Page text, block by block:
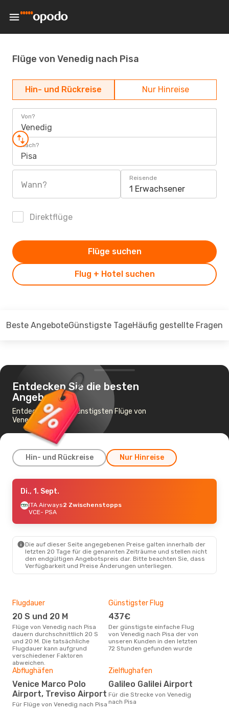
Flüge von Venedig nach Pisa
Hin- und Rückreise Nur Hinreise
Von?
Venedig
Nach?
Pisa
Wann?
Reisende
1 Erwachsener
Direktflüge
Flug + Hotel suchen
Flüge suchen
Beste AngeboteGünstigste TageHäufig gestellte Fragen
Entdecken Sie die besten
Angebote
Entdecken Sie die günstigsten Flüge von
Venedig nach Pisa
Hin- und Rückreise Nur Hinreise
Sa., 24. Okt.
ITA Airways
2 Zwischenstopps
ITA Airways1 Zwischenstopp
Di., 1. Sept.
ITA Airways2 Zwischenstopps
VCE- PSA
Die auf dieser Seite angegebenen Preise galten innerhalb der
letzten 20 Tage für die genannten Zeiträume und stellen nicht
den endgültigen Angebotspreis dar. Bitte beachten Sie, dass
Verfügbarkeit und Preise Änderungen unterliegen.
Flugdauer
20 S und 20 M
Flüge von Venedig nach Pisa
dauern durchschnittlich 20 S
und 20 M. Die tatsächliche
Flugdauer kann aufgrund
verschiedener Faktoren
abweichen.
Günstigster Flug
437€
Der günstigste einfache Flug
von Venedig nach Pisa der von
unseren Kunden in den letzten
72 Stunden gefunden wurde
Abflughäfen
Venice Marco Polo
Airport, Treviso Airport
Für Flüge von Venedig nach Pisa
Zielflughafen
Galileo Galilei Airport
Für die Strecke von Venedig
nach Pisa